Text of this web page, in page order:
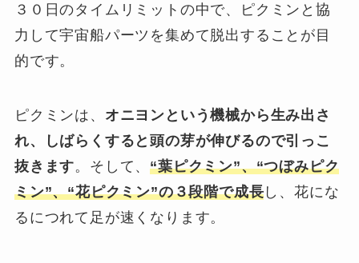
３０日のタイムリミットの中で、ピクミンと協
力して宇宙船パーツを集めて脱出することが目
的です。
ピクミンは、 オニヨンという機械から生み出さ
れ、しばらくすると頭の芽が伸びるので引っこ
抜きます。そして、“葉ピクミン”、“つぼみピク
ミン”、“花ピクミン”の３段階で成長 し、花にな
るにつれて足が速くなります。